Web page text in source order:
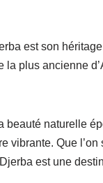
est son
la plus ancienne
beauté naturelle
vibrante. Que
est une